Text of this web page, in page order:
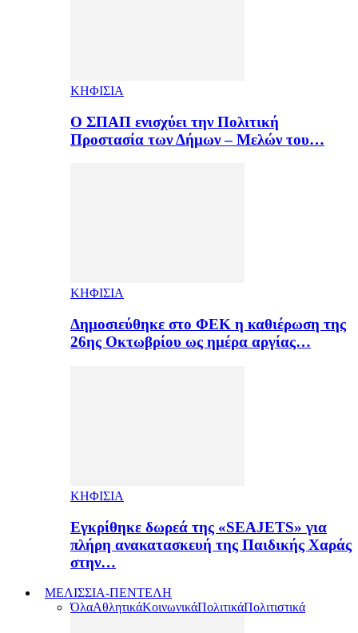
ΚΗΦΙΣΙΑ
Ο ΣΠΑΠ ενισχύει την Πολιτική
Προστασία των Δήμων – Μελών του…
ΚΗΦΙΣΙΑ
Δημοσιεύθηκε στο ΦΕΚ η καθιέρωση της
26ης Οκτωβρίου ως ημέρα αργίας…
ΚΗΦΙΣΙΑ
Εγκρίθηκε δωρεά της «SEAJETS» για
πλήρη ανακατασκευή της Παιδικής Χαράς
στην…
ΜΕΛΙΣΣΙΑ-ΠΕΝΤΕΛΗ
ΌλαΑθλητικάΚοινωνικάΠολιτικάΠολιτιστικά